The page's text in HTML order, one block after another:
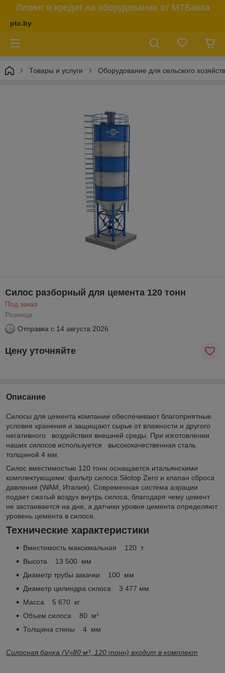
Лизинг и кредит на оборудование от МТБанка
ptc.by
Товары и услуги Оборудование для сельского
Силос разборный для цемента 120 тонн
Под заказ
Розница
Отправка с 14 августа 2026
Цену уточняйте
Описание
Силосы для цемента компании обеспечивают благоприятные
условия хранения и защищают сырье от влажности и другого
негативного воздействия внешней среды. При изготовлении
наших силосов используется высококачественная сталь
толщиной 4 мм.
Силос вместимостью 120 тонн оснащается итальянскими
комплектующими: фильтр силоса Silotop Zero и клапан сброса
давления (WAM, Италия). Современная система аэрации
подает сжатый воздух внутрь силоса, благодаря чему цемент
не застаивается на дне, а датчики уровня цемента определяют
уровень цемента в силосе.
Технические характеристики
Вместимость максимальная 120 т
Высота 13 500 мм
Диаметр трубы закачки 100 мм
Диаметр цилиндра силоса 3 477 мм
Масса 5 670 кг
Объем силоса 80 м³
Толщина стены 4 мм
Силосная банка (V=80 м³, 120 тонн) входит в комплект